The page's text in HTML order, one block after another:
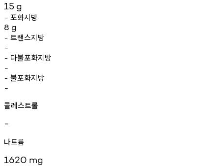
15 g
- 포화지방
8 g
- 트랜스지방
-
- 다불포화지방
-
- 불포화지방
-
콜레스트롤
-
나트륨
1620 mg